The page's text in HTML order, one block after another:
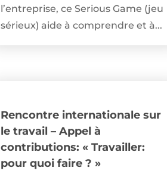
l’entreprise, ce Serious Game (jeu
sérieux) aide à comprendre et à...
Rencontre internationale sur
le travail – Appel à
contributions: « Travailler:
pour quoi faire ? »